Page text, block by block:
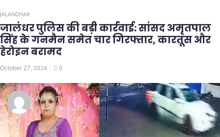
JALANDHAR
जालंधर पुलिस की बड़ी कार्रवाई: सांसद अमृतपाल
सिंह के गनमैन समेत चार गिरफ्तार, कारतूस और
हेरोइन बरामद
October 27, 2024 0
Admin
November 6, 2024